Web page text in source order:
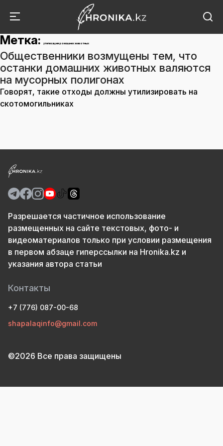
Метка: утилизация домашних животных
Общественники возмущены тем, что
останки домашних животных валяются
на мусорных полигонах
Говорят, такие отходы должны утилизировать на
скотомогильниках
Разрешается частичное использование
размещенных на сайте текстовых, фото- и
видеоматериалов только при условии размещения
в первом абзаце гиперссылки на Hronika.kz и
указания автора статьи
Контакты
+7 (776) 087-00-68
shapalaqinfo@gmail.com
©2026 Все права защищены